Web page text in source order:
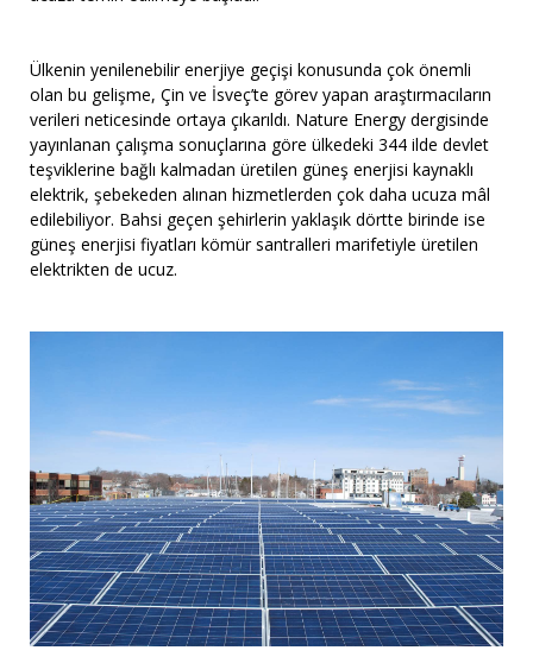
Ülkenin yenilenebilir enerjiye geçişi konusunda çok önemli
olan bu gelişme, Çin ve İsveç’te görev yapan araştırmacıların
verileri neticesinde ortaya çıkarıldı. Nature Energy dergisinde
yayınlanan çalışma sonuçlarına göre ülkedeki 344 ilde devlet
teşviklerine bağlı kalmadan üretilen güneş enerjisi kaynaklı
elektrik, şebekeden alınan hizmetlerden çok daha ucuza mâl
edilebiliyor. Bahsi geçen şehirlerin yaklaşık dörtte birinde ise
güneş enerjisi fiyatları kömür santralleri marifetiyle üretilen
elektrikten de ucuz.